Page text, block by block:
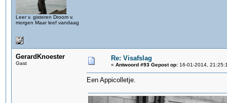
Leer v. gisteren Droom v.
morgen Maar leef vandaag
GerardKnoester
Gast
Re: Visafslag
« Antwoord #93 Gepost op:16-01-2014,
Een Appicolletje.